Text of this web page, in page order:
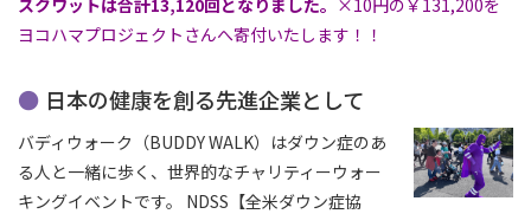
ヨコハマプロジェクトさんへ寄付いたします！！
日本の健康を創る先進企業として
バディウォーク（BUDDY WALK）はダウン症のあ
る人と一緒に歩く、世界的なチャリティーウォー
キングイベントです。 NDSS【全米ダウン症協